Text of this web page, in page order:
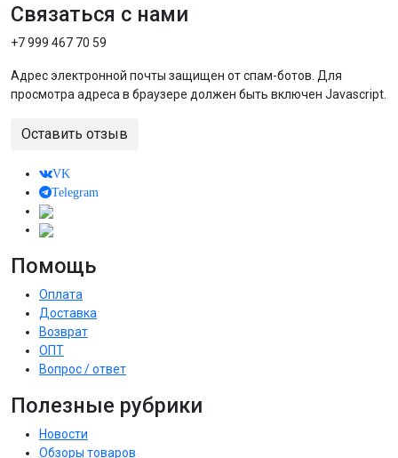
Связаться с нами
+7 999 467 70 59
Адрес электронной почты защищен от спам-ботов. Для
просмотра адреса в браузере должен быть включен Javascript.
Оставить отзыв
VK
Telegram
Помощь
Оплата
Доставка
Возврат
ОПТ
Вопрос / ответ
Полезные рубрики
Новости
Обзоры товаров